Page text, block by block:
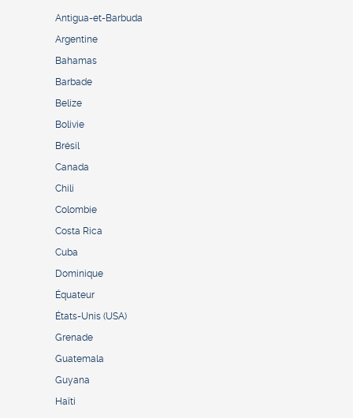
Antigua-et-Barbuda
Argentine
Bahamas
Barbade
Belize
Bolivie
Brésil
Canada
Chili
Colombie
Costa Rica
Cuba
Dominique
Équateur
États-Unis (USA)
Grenade
Guatemala
Guyana
Haïti